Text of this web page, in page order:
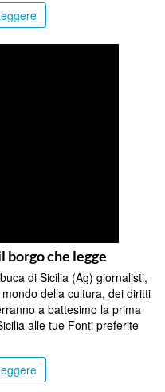
borgo che legge
di Sicilia (Ag) giornalisti,
della cultura, dei diritti
a battesimo la prima
alle tue Fonti preferite